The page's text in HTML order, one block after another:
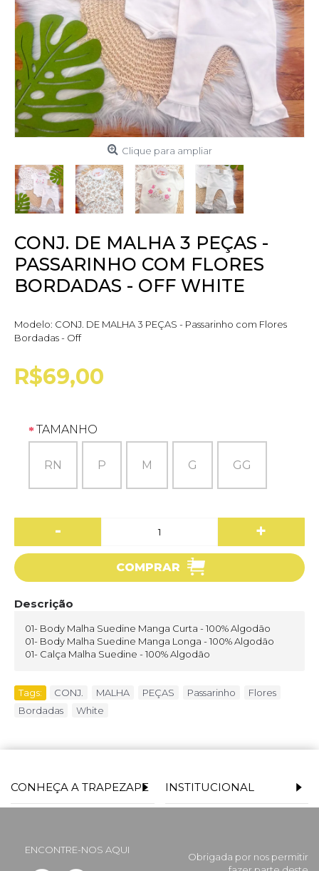
Clique para ampliar
CONJ. DE MALHA 3 PEÇAS -
PASSARINHO COM FLORES
BORDADAS - OFF WHITE
Modelo: CONJ. DE MALHA 3 PEÇAS - Passarinho com Flores
Bordadas - Off
R$69,00
TAMANHO
RN P M G GG
- +
COMPRAR
Descrição
01- Body Malha Suedine Manga Curta - 100% Algodão
01- Body Malha Suedine Manga Longa - 100% Algodão
01- Calça Malha Suedine - 100% Algodão
Tags: CONJ. MALHA PEÇAS Passarinho Flores
Bordadas
White
CONHEÇA A TRAPEZAPE INSTITUCIONAL
ENCONTRE-NOS AQUI
Obrigada por nos permitir